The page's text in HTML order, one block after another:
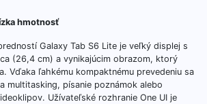
hmotnosť
Galaxy Tab S6 Lite je veľký displej s
(26,4 cm) a vynikajúcim obrazom, ktorý
Vďaka ľahkému kompaktnému prevedeniu sa
multitasking, písanie poznámok alebo
Užívateľské rozhranie One UI je